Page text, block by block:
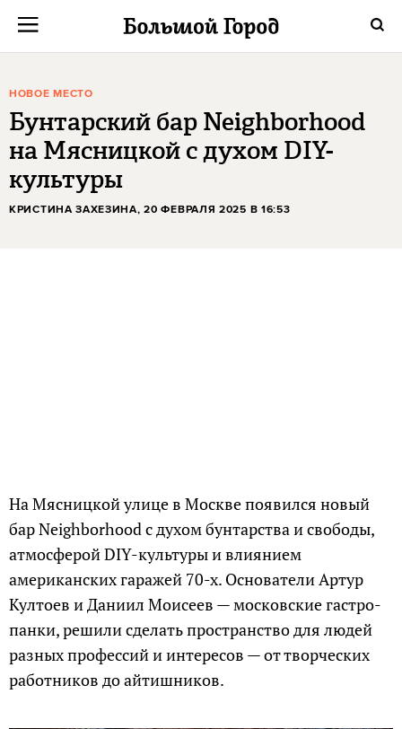
НОВОЕ МЕСТО
Бунтарский бар Neighborhood
на Мясницкой с духом DIY-
культуры
КРИСТИНА ЗАХЕЗИНА, 20 ФЕВРАЛЯ 2025 В 16:53
На Мясницкой улице в Москве появился новый
бар Neighborhood с духом бунтарства и свободы,
атмосферой DIY-культуры и влиянием
американских гаражей 70-х. Основатели Артур
Култоев и Даниил Моисеев — московские гастро-
панки, решили сделать пространство для людей
разных профессий и интересов — от творческих
работников до айтишников.